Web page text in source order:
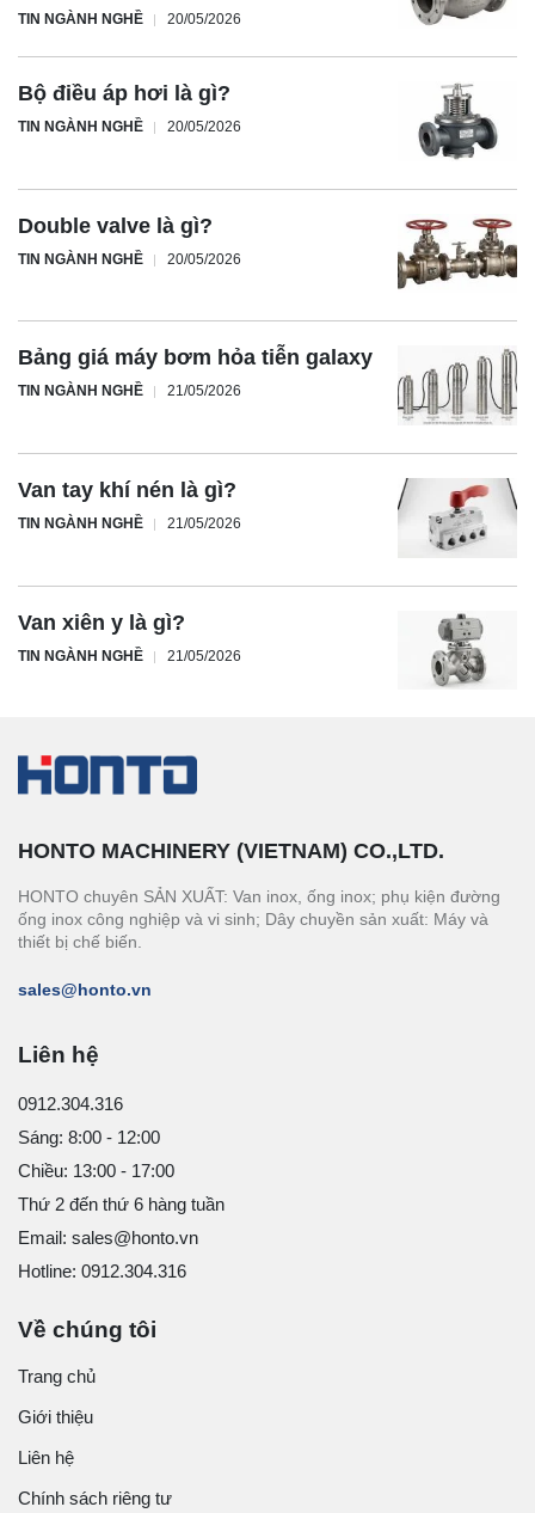
TIN NGÀNH NGHỀ 20/05/2026
Bộ điều áp hơi là gì?
TIN NGÀNH NGHỀ 20/05/2026
Double valve là gì?
TIN NGÀNH NGHỀ 20/05/2026
Bảng giá máy bơm hỏa tiễn galaxy
TIN NGÀNH NGHỀ 21/05/2026
Van tay khí nén là gì?
TIN NGÀNH NGHỀ 21/05/2026
Van xiên y là gì?
TIN NGÀNH NGHỀ 21/05/2026
HONTO MACHINERY (VIETNAM) CO.,LTD.
HONTO chuyên SẢN XUẤT: Van inox, ống inox; phụ kiện đường
ống inox công nghiệp và vi sinh; Dây chuyền sản xuất: Máy và
thiết bị chế biến.
sales@honto.vn
Liên hệ
0912.304.316
Sáng: 8:00 - 12:00
Chiều: 13:00 - 17:00
Thứ 2 đến thứ 6 hàng tuần
Email: sales@honto.vn
Hotline: 0912.304.316
Về chúng tôi
Trang chủ
Giới thiệu
Liên hệ
Chính sách riêng tư